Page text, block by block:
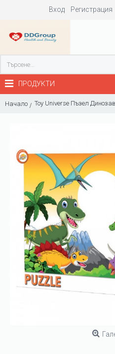
Вход Регистрация
ПРОДУКТИ
Начало Toy Universe Пъзел